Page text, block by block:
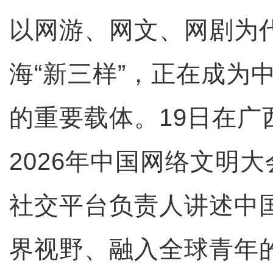
以网游、网文、网剧为
海“新三样”，正在成为
的重要载体。19日在广
2026年中国网络文明
社交平台负责人讲述中
界视野、融入全球青年